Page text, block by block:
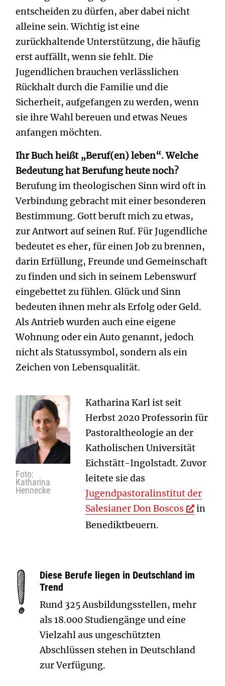
entscheiden zu dürfen, aber dabei nicht
alleine sein. Wichtig ist eine
zurückhaltende Unterstützung, die häufig
erst auffällt, wenn sie fehlt. Die
Jugendlichen brauchen verlässlichen
Rückhalt durch die Familie und die
Sicherheit, aufgefangen zu werden, wenn
sie ihre Wahl bereuen und etwas Neues
anfangen möchten.
Ihr Buch heißt „Beruf(en) leben“. Welche
Bedeutung hat Berufung heute noch?
Berufung im theologischen Sinn wird oft in
Verbindung gebracht mit einer besonderen
Bestimmung. Gott beruft mich zu etwas,
zur Antwort auf seinen Ruf. Für Jugendliche
bedeutet es eher, für einen Job zu brennen,
darin Erfüllung, Freunde und Gemeinschaft
zu finden und sich in seinem Lebenswurf
eingebettet zu fühlen. Glück und Sinn
bedeuten ihnen mehr als Erfolg oder Geld.
Als Antrieb wurden auch eine eigene
Wohnung oder ein Auto genannt, jedoch
nicht als Statussymbol, sondern als ein
Zeichen von Lebensqualität.
Foto:
Katharina
Hennecke
Katharina Karl ist seit
Herbst 2020 Professorin für
Pastoraltheologie an der
Katholischen Universität
Eichstätt-Ingolstadt. Zuvor
leitete sie das
Jugendpastoralinstitut der
Salesianer Don Boscos
in
Benediktbeuern.
Diese Berufe liegen in Deutschland im
Trend
Rund 325 Ausbildungsstellen, mehr
als 18.000 Studiengänge und eine
Vielzahl aus ungeschützten
Abschlüssen stehen in Deutschland
zur Verfügung.